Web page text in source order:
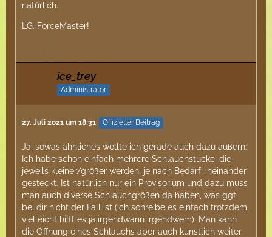
natürlich.
LG. ForceMaster!
ice_trey
Administrator
27. Juli 2021 um 18:31 Offizieller Beitrag
Ja, sowas ähnliches wollte ich gerade auch dazu äußern:
Ich habe schon einfach mehrere Schlauchstücke, die
jeweils kleiner/größer werden, je nach Bedarf, ineinander
gesteckt. Ist natürlich nur ein Provisorium und dazu muss
man auch diverse Schlauchgrößen da haben, was ggf.
bei dir nicht der Fall ist (ich schreibe es einfach trotzdem,
vielleicht hilft es ja irgendwann irgendwem). Man kann
die Öffnung eines Schlauchs aber auch künstlich weiter